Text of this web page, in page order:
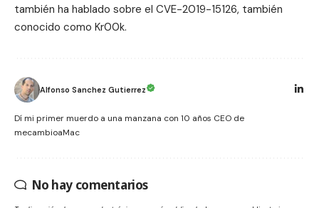
también ha hablado sobre el CVE-2019-15126, también
conocido como Kr00k.
Alfonso Sanchez Gutierrez
Dí mi primer muerdo a una manzana con 10 años CEO de
mecambioaMac
No hay comentarios